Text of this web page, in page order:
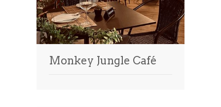
Monkey Jungle Café